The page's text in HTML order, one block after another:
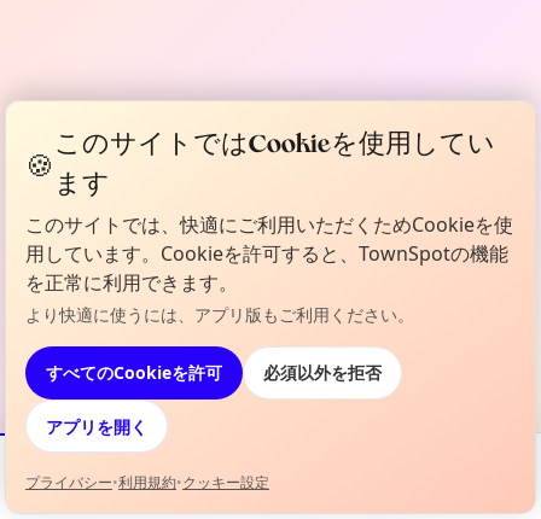
イベント 地図
🍪 このサイトではCookieを使用してい
ます
このサイトでは、快適にご利用いただくためCookieを使
用しています。Cookieを許可すると、TownSpotの機能
を正常に利用できます。
より快適に使うには、アプリ版もご利用ください。
すべてのCookieを許可 必須以外を拒否
アプリを開く
プライバシー•利用規約•クッキー設定